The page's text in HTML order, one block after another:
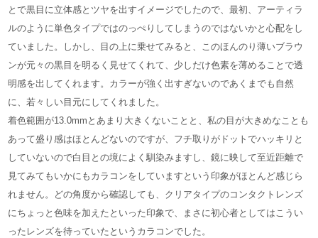
とで黒目に立体感とツヤを出すイメージでしたので、最初、アーティラ
ルのように単色タイプではのっぺりしてしまうのではないかと心配をし
ていました。しかし、目の上に乗せてみると、このほんのり薄いブラウ
ンが元々の黒目を明るく見せてくれて、少しだけ色素を薄めることで透
明感を出してくれます。カラーが強く出すぎないのであくまでも自然
に、若々しい目元にしてくれました。
着色範囲が13.0mmとあまり大きくないことと、私の目が大きめなことも
あって盛り感はほとんどないのですが、フチ取りがドットでハッキリと
していないので白目との境によく馴染みますし、鏡に映して至近距離で
見てみてもいかにもカラコンをしていますという印象がほとんど感じら
れません。どの角度から確認しても、クリアタイプのコンタクトレンズ
にちょっと色味を加えたといった印象で、まさに初心者としてはこうい
ったレンズを待っていたというカラコンでした。